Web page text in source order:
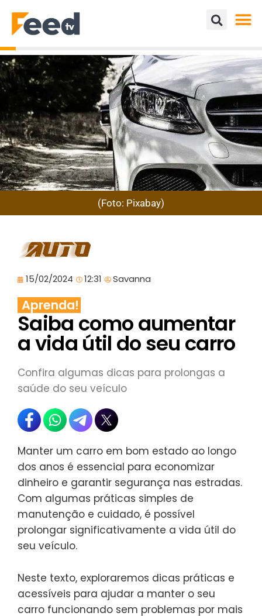
(Foto: Pixabay)
15/02/2024 12:31 Savanna
Aprenda!
Saiba como aumentar
a vida útil do seu carro
Confira algumas dicas para prolongas a
saúde do seu veículo
Manter um carro em bom estado ao longo
dos anos é essencial para economizar
dinheiro e garantir segurança nas estradas.
Com algumas práticas simples de
manutenção e cuidado, é possível
prolongar significativamente a vida útil do
seu veículo.
Neste texto, exploraremos dicas práticas e
acessíveis para ajudar a manter o seu
carro funcionando sem problemas por mais